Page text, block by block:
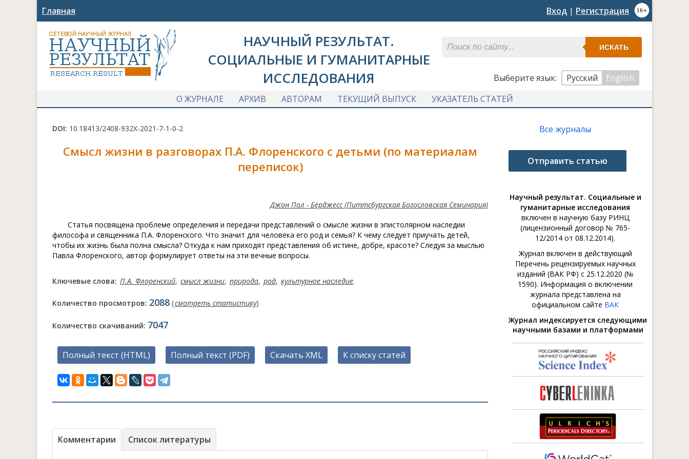
Главная Вход | Регистрация
НАУЧНЫЙ РЕЗУЛЬТАТ.
СОЦИАЛЬНЫЕ И ГУМАНИТАРНЫЕ
ИССЛЕДОВАНИЯ
ИСКАТЬ
Выберите язык: Русский
English
О ЖУРНАЛЕ
АРХИВ АВТОРАМ ТЕКУЩИЙ ВЫПУСК УКАЗАТЕЛЬ СТАТЕЙ
DOI: 10.18413/2408-932X-2021-7-1-0-2
Смысл жизни в разговорах П.А. Флоренского с детьми (по материалам
переписок)
Джон Пол - Бёрджесс (Питтсбургская Богословская Семинария)
Статья посвящена проблеме определения и передачи представлений о смысле жизни в эпистолярном наследии
философа и священника П.А. Флоренского. Что значит для человека его род и семья? К чему следует приучать детей,
чтобы их жизнь была полна смысла? Откуда к нам приходят представления об истине, добре, красоте? Следуя за мыслью
Павла Флоренского, автор формулирует ответы на эти вечные вопросы.
Ключевые слова: П.А. Флоренский, смысл жизни, природа, род, культурное наследие.
Количество просмотров: 2088 (смотреть статистику)
Количество скачиваний: 7047
Полный текст (HTML) Полный текст (PDF) Скачать XML К списку статей
Комментарии Список литературы
Все журналы
Отправить статью
Научный результат. Социальные и
гуманитарные исследования
включен в научную базу РИНЦ
(лицензионный договор № 765-
12/2014 от 08.12.2014).
Журнал включен в действующий
Перечень рецензируемых научных
изданий (ВАК РФ) с 25.12.2020 (№
1590). Информация о включении
журнала представлена на
официальном сайте ВАК
Журнал индексируется следующими
научными базами и платформами